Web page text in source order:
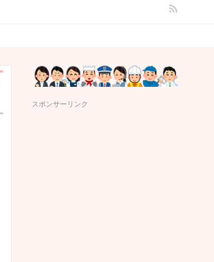
スポンサーリンク